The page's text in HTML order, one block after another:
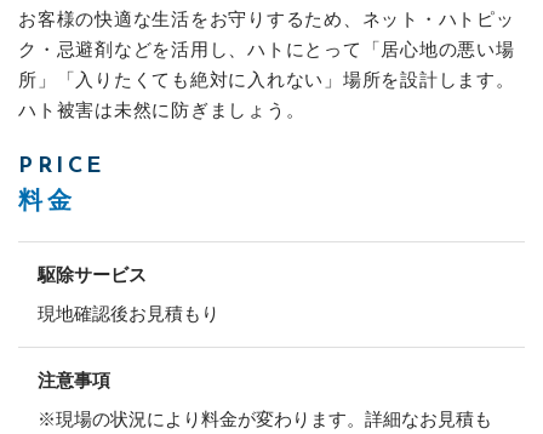
お客様の快適な生活をお守りするため、ネット・ハトピッ
ク・忌避剤などを活用し、ハトにとって「居心地の悪い場
所」「入りたくても絶対に入れない」場所を設計します。
ハト被害は未然に防ぎましょう。
PRICE
料金
駆除サービス
現地確認後お見積もり
注意事項
※現場の状況により料金が変わります。詳細なお見積も